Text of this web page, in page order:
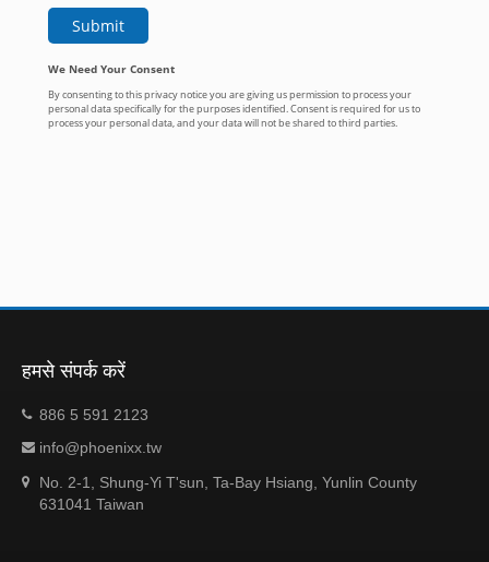
हमसे संपर्क करें
886 5 591 2123
info@phoenixx.tw
No. 2-1, Shung-Yi T'sun, Ta-Bay Hsiang, Yunlin County
631041 Taiwan